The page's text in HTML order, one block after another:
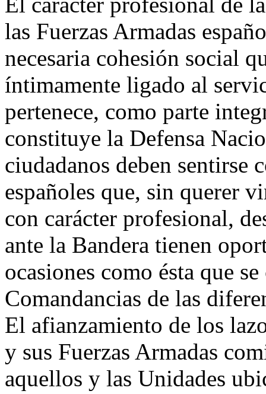
las Fuerzas Armadas
necesaria cohesión social
íntimamente ligado al
pertenece, como parte
constituye la Defensa
ciudadanos deben sentirse
españoles que, sin querer
con carácter profesional,
ante la Bandera tienen
ocasiones como ésta que
Comandancias de las
El afianzamiento de los
y sus Fuerzas Armadas
aquellos y las Unidades